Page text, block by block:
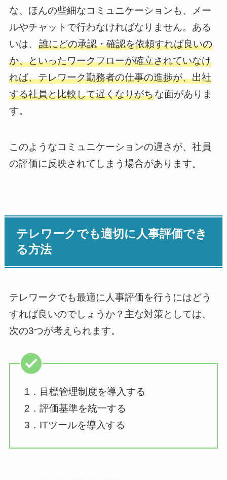
な、ほんの些細なコミュニケーションも、メー
ルやチャットで行わなければなりません。ある
いは、 誰にどの承認・確認を依頼すれば良いの
か、といったワークフローが確立されていなけ
れば、テレワーク勤務者の仕事の進捗が、出社
する社員と比較して遅くなりがちな面がありま
す。
このようなコミュニケーションの遅さが、社員
の評価に反映されてしまう場合があります。
テレワークでも適切に人事評価でき
る方法
テレワークでも最適に人事評価を行うにはどう
すれば良いのでしょうか？主な対策としては、
次の3つが考えられます。
1．目標管理制度を導入する
2．評価基準を統一する
3．ITツールを導入する